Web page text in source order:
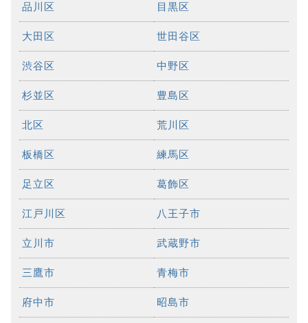
品川区 目黒区
大田区 世田谷区
渋谷区 中野区
杉並区 豊島区
北区 荒川区
板橋区 練馬区
足立区 葛飾区
江戸川区 八王子市
立川市 武蔵野市
三鷹市 青梅市
府中市 昭島市